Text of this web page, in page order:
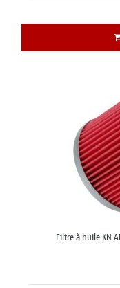
Filtre à huile KN